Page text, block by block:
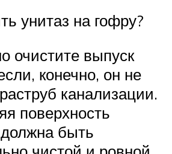
унитаз на гофру?
очистите выпуск
конечно, он не
канализации.
поверхность
быть